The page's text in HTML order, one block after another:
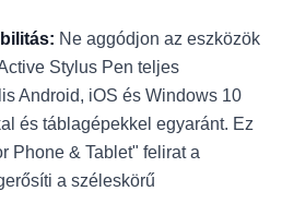
Ne aggódjon az eszközök
Stylus Pen teljes
Android, iOS és Windows 10
és táblagépekkel egyaránt. Ez
Phone & Tablet" felirat a
a széleskörű